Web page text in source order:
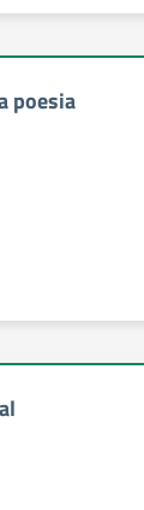
poesia